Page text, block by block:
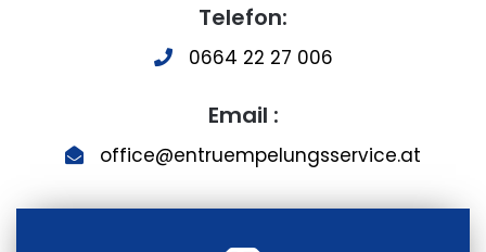
Telefon:
0664 22 27 006
Email :
office@entruempelungsservice.at